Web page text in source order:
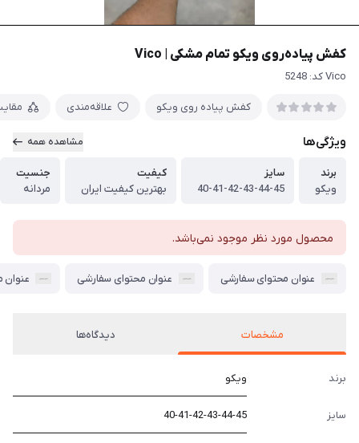
کفش پیاده‌روی ویکو تمام مشکی | Vico
Vico کد: 5248
کفش پیاده روی ویکو علاقه‌مندی
ویژگی‌ها مشاهده همه
برند
ویکو
سایز
40-41-42-43-44-45
کیفیت
بهترین کیفیت ایران
جنسیت
مردانه
محصول مورد نظر موجود نمی‌باشد.
عنوان محتوای سفارشی عنوان محتوای سفارشی عنوان
مشخصات دیدگاه‌ها
برند ویکو
سایز 40-41-42-43-44-45